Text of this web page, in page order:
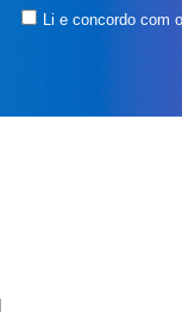
Li e concordo com